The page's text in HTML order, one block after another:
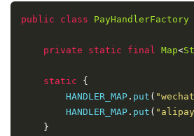
public class PayHandlerFactory
private static final Map<
static
{
HANDLER_MAP . put (
HANDLER_MAP . put (
}